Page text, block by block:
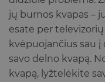
jų burnos kvapas –
esate per
kvėpuojančius sau į
savo delno kvapą.
kvapą, lyžtelėkite